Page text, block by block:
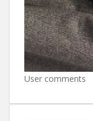
User comments